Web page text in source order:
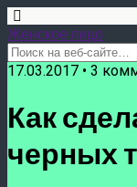
Женское лицо
17.03.2017 • 3
Как
черных